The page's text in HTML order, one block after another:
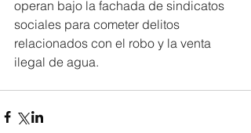
operan bajo la fachada de sindicatos
sociales para cometer delitos
relacionados con el robo y la venta
ilegal de agua.